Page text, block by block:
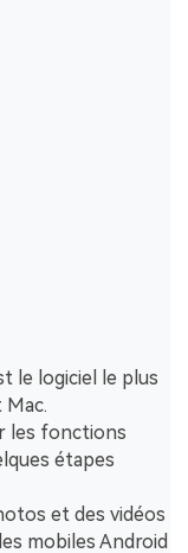
le logiciel le plus
les fonctions
étapes
et des vidéos
mobiles Android